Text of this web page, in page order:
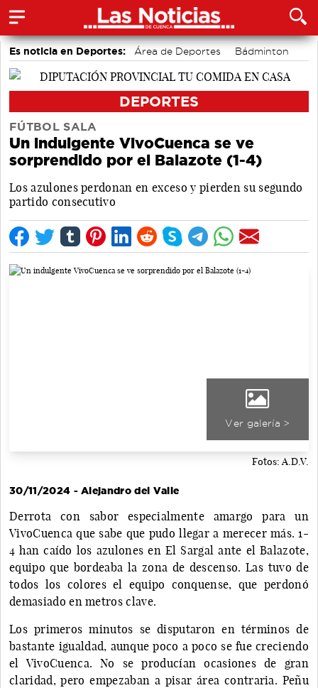
Es noticia en Deportes: Área de Deportes
Bádminton
Motor
Piragüismo
DEPORTES
FÚTBOL SALA
Un indulgente VivoCuenca se ve
sorprendido por el Balazote (1-4)
Los azulones perdonan en exceso y pierden su segundo
partido consecutivo
Ver galería >
Fotos: A.D.V.
30/11/2024 - Alejandro del Valle
Derrota con sabor especialmente amargo para un
VivoCuenca que sabe que pudo llegar a merecer más. 1-
4 han caído los azulones en El Sargal ante el Balazote,
equipo que bordeaba la zona de descenso. Las tuvo de
todos los colores el equipo conquense, que perdonó
demasiado en metros clave.
Los primeros minutos se disputaron en términos de
bastante igualdad, aunque poco a poco se fue creciendo
el VivoCuenca. No se producían ocasiones de gran
claridad, pero empezaban a pisar área contraria. Peñu